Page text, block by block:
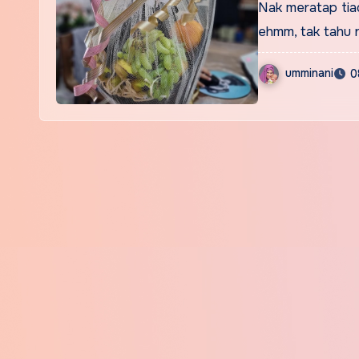
Nak meratap
ehmm, tak tahu
umminani